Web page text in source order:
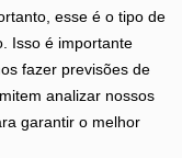
esse é o tipo de
Isso é importante
fazer previsões de
analizar nossos
garantir o melhor